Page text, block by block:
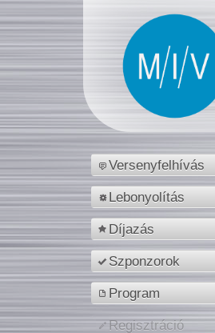
Versenyfelhívás
Lebonyolítás
Díjazás
Szponzorok
Program
Regisztráció